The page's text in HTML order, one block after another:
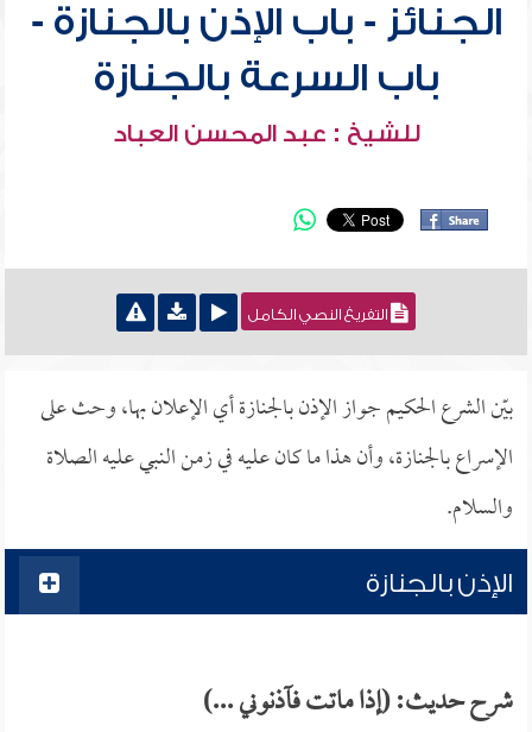
الجنائز - باب الإذن بالجنازة -
باب السرعة بالجنازة
للشيخ : عبد المحسن العباد
التفريغ النصي الكامل
بيّن الشرع الحكيم جواز الإذن بالجنازة أي الإعلان بها، وحث على
الإسراع بالجنازة، وأن هذا ما كان عليه في زمن النبي عليه الصلاة
والسلام.
الإذن بالجنازة
شرح حديث: (إذا ماتت فآذنوني ...)